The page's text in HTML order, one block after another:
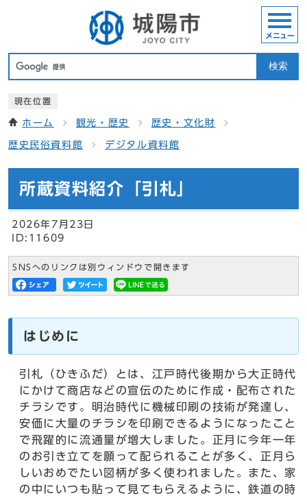
検索
メニュー
現在位置
ホーム 観光・歴史 歴史・文化財
歴史民俗資料館 デジタル資料館
所蔵資料紹介「引札」
2026年7月23日
ID:11609
SNSへのリンクは別ウィンドウで開きます
はじめに
引札（ひきふだ）とは、江戸時代後期から大正時代
にかけて商店などの宣伝のために作成・配布された
チラシです。明治時代に機械印刷の技術が発達し、
安価に大量のチラシを印刷できるようになったこと
で飛躍的に流通量が増大しました。正月に今年一年
のお引き立てを願って配られることが多く、正月ら
しいおめでたい図柄が多く使われました。また、家
の中にいつも貼って見てもらえるように、鉄道の時